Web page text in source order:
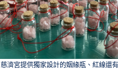
慈濟宮提供獨家設計的姻緣瓶、紅線還